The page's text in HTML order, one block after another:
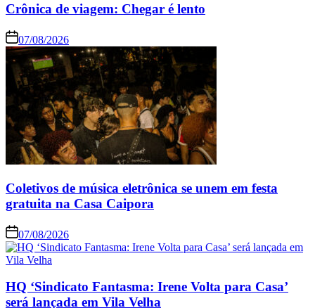
Crônica de viagem: Chegar é lento
07/08/2026
Coletivos de música eletrônica se unem em festa
gratuita na Casa Caipora
07/08/2026
HQ ‘Sindicato Fantasma: Irene Volta para Casa’
será lançada em Vila Velha